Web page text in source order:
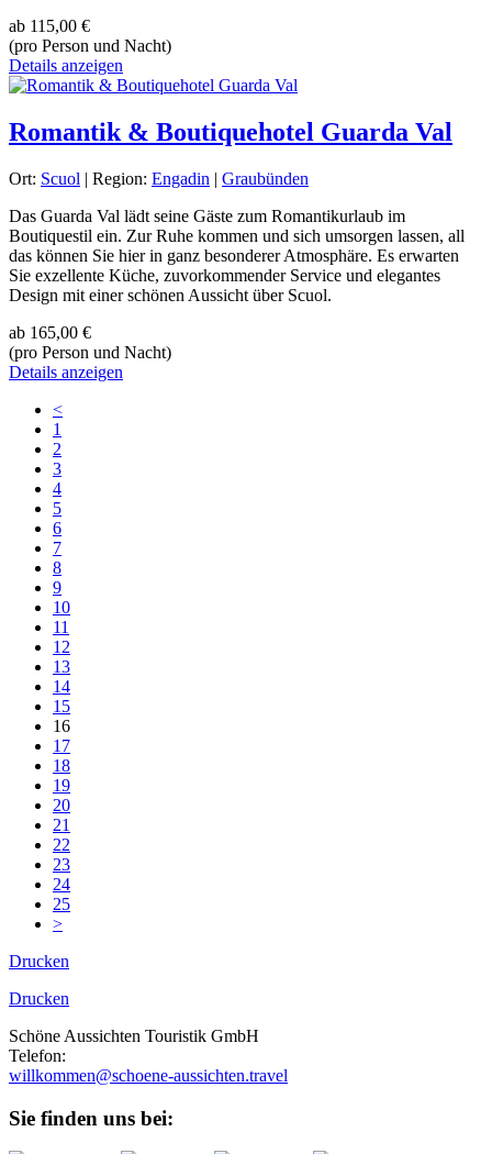
ab 115,00 €
(pro Person und Nacht)
Details anzeigen
Romantik & Boutiquehotel Guarda Val
Ort: Scuol | Region: Engadin | Graubünden
Das Guarda Val lädt seine Gäste zum Romantikurlaub im
Boutiquestil ein. Zur Ruhe kommen und sich umsorgen lassen, all
das können Sie hier in ganz besonderer Atmosphäre. Es erwarten
Sie exzellente Küche, zuvorkommender Service und elegantes
Design mit einer schönen Aussicht über Scuol.
ab 165,00 €
(pro Person und Nacht)
Details anzeigen
<
1
2
3
4
5
6
7
8
9
10
11
12
13
14
15
16
17
18
19
20
21
22
23
24
25
>
Drucken
Drucken
Schöne Aussichten Touristik GmbH
Telefon:
willkommen@schoene-aussichten.travel
Sie finden uns bei: